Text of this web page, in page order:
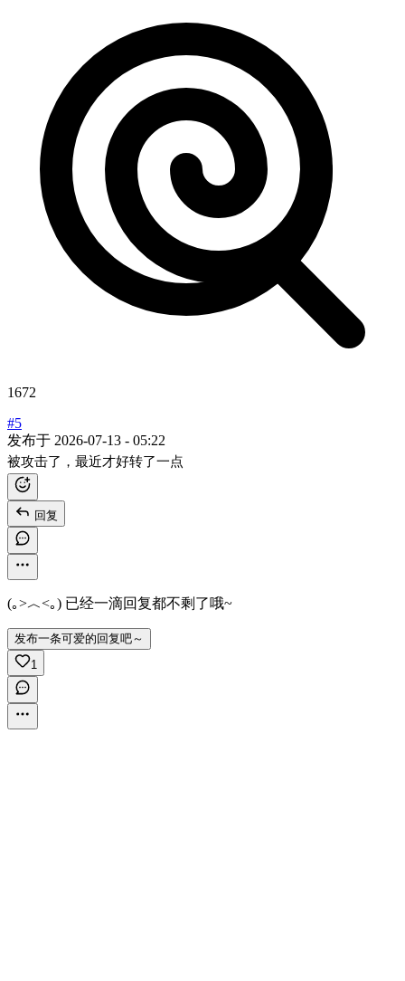
1672
#5
发布于 2026-07-13 - 05:22
被攻击了，最近才好转了一点
回复
(｡>︿<｡) 已经一滴回复都不剩了哦~
发布一条可爱的回复吧～
1